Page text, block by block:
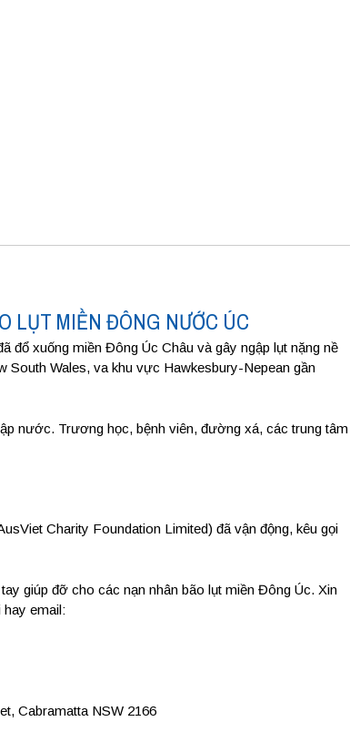
LỤT MIỀN ĐÔNG NƯỚC ÚC
đổ xuống miền Đông Úc Châu và gây ngập lụt nặng nề
Wales, va khu vực Hawkesbury-Nepean gần
nước. Trương học, bệnh viên, đường xá, các trung tâm
Charity Foundation Limited) đã vận động, kêu gọi
giúp đỡ cho các nạn nhân bão lụt miền Đông Úc. Xin
hay email:
Cabramatta NSW 2166